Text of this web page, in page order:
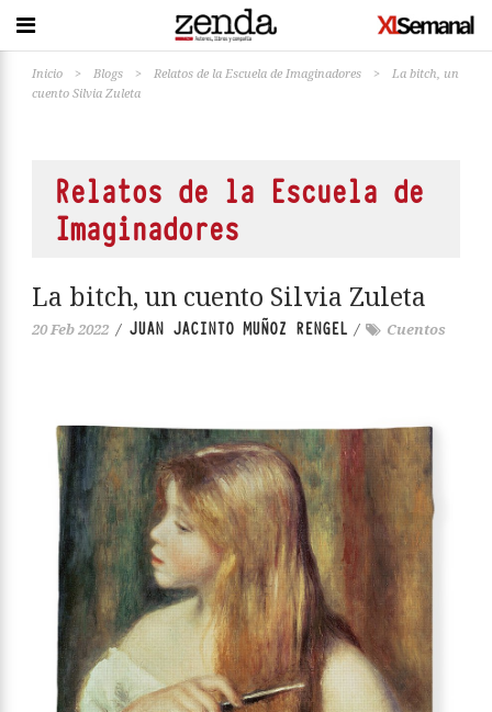
Inicio > Blogs > Relatos de la Escuela de Imaginadores >
La bitch, un
cuento Silvia Zuleta
Relatos de la Escuela de
Imaginadores
La bitch, un cuento Silvia Zuleta
20 Feb 2022 / JUAN JACINTO MUÑOZ RENGEL / Cuentos